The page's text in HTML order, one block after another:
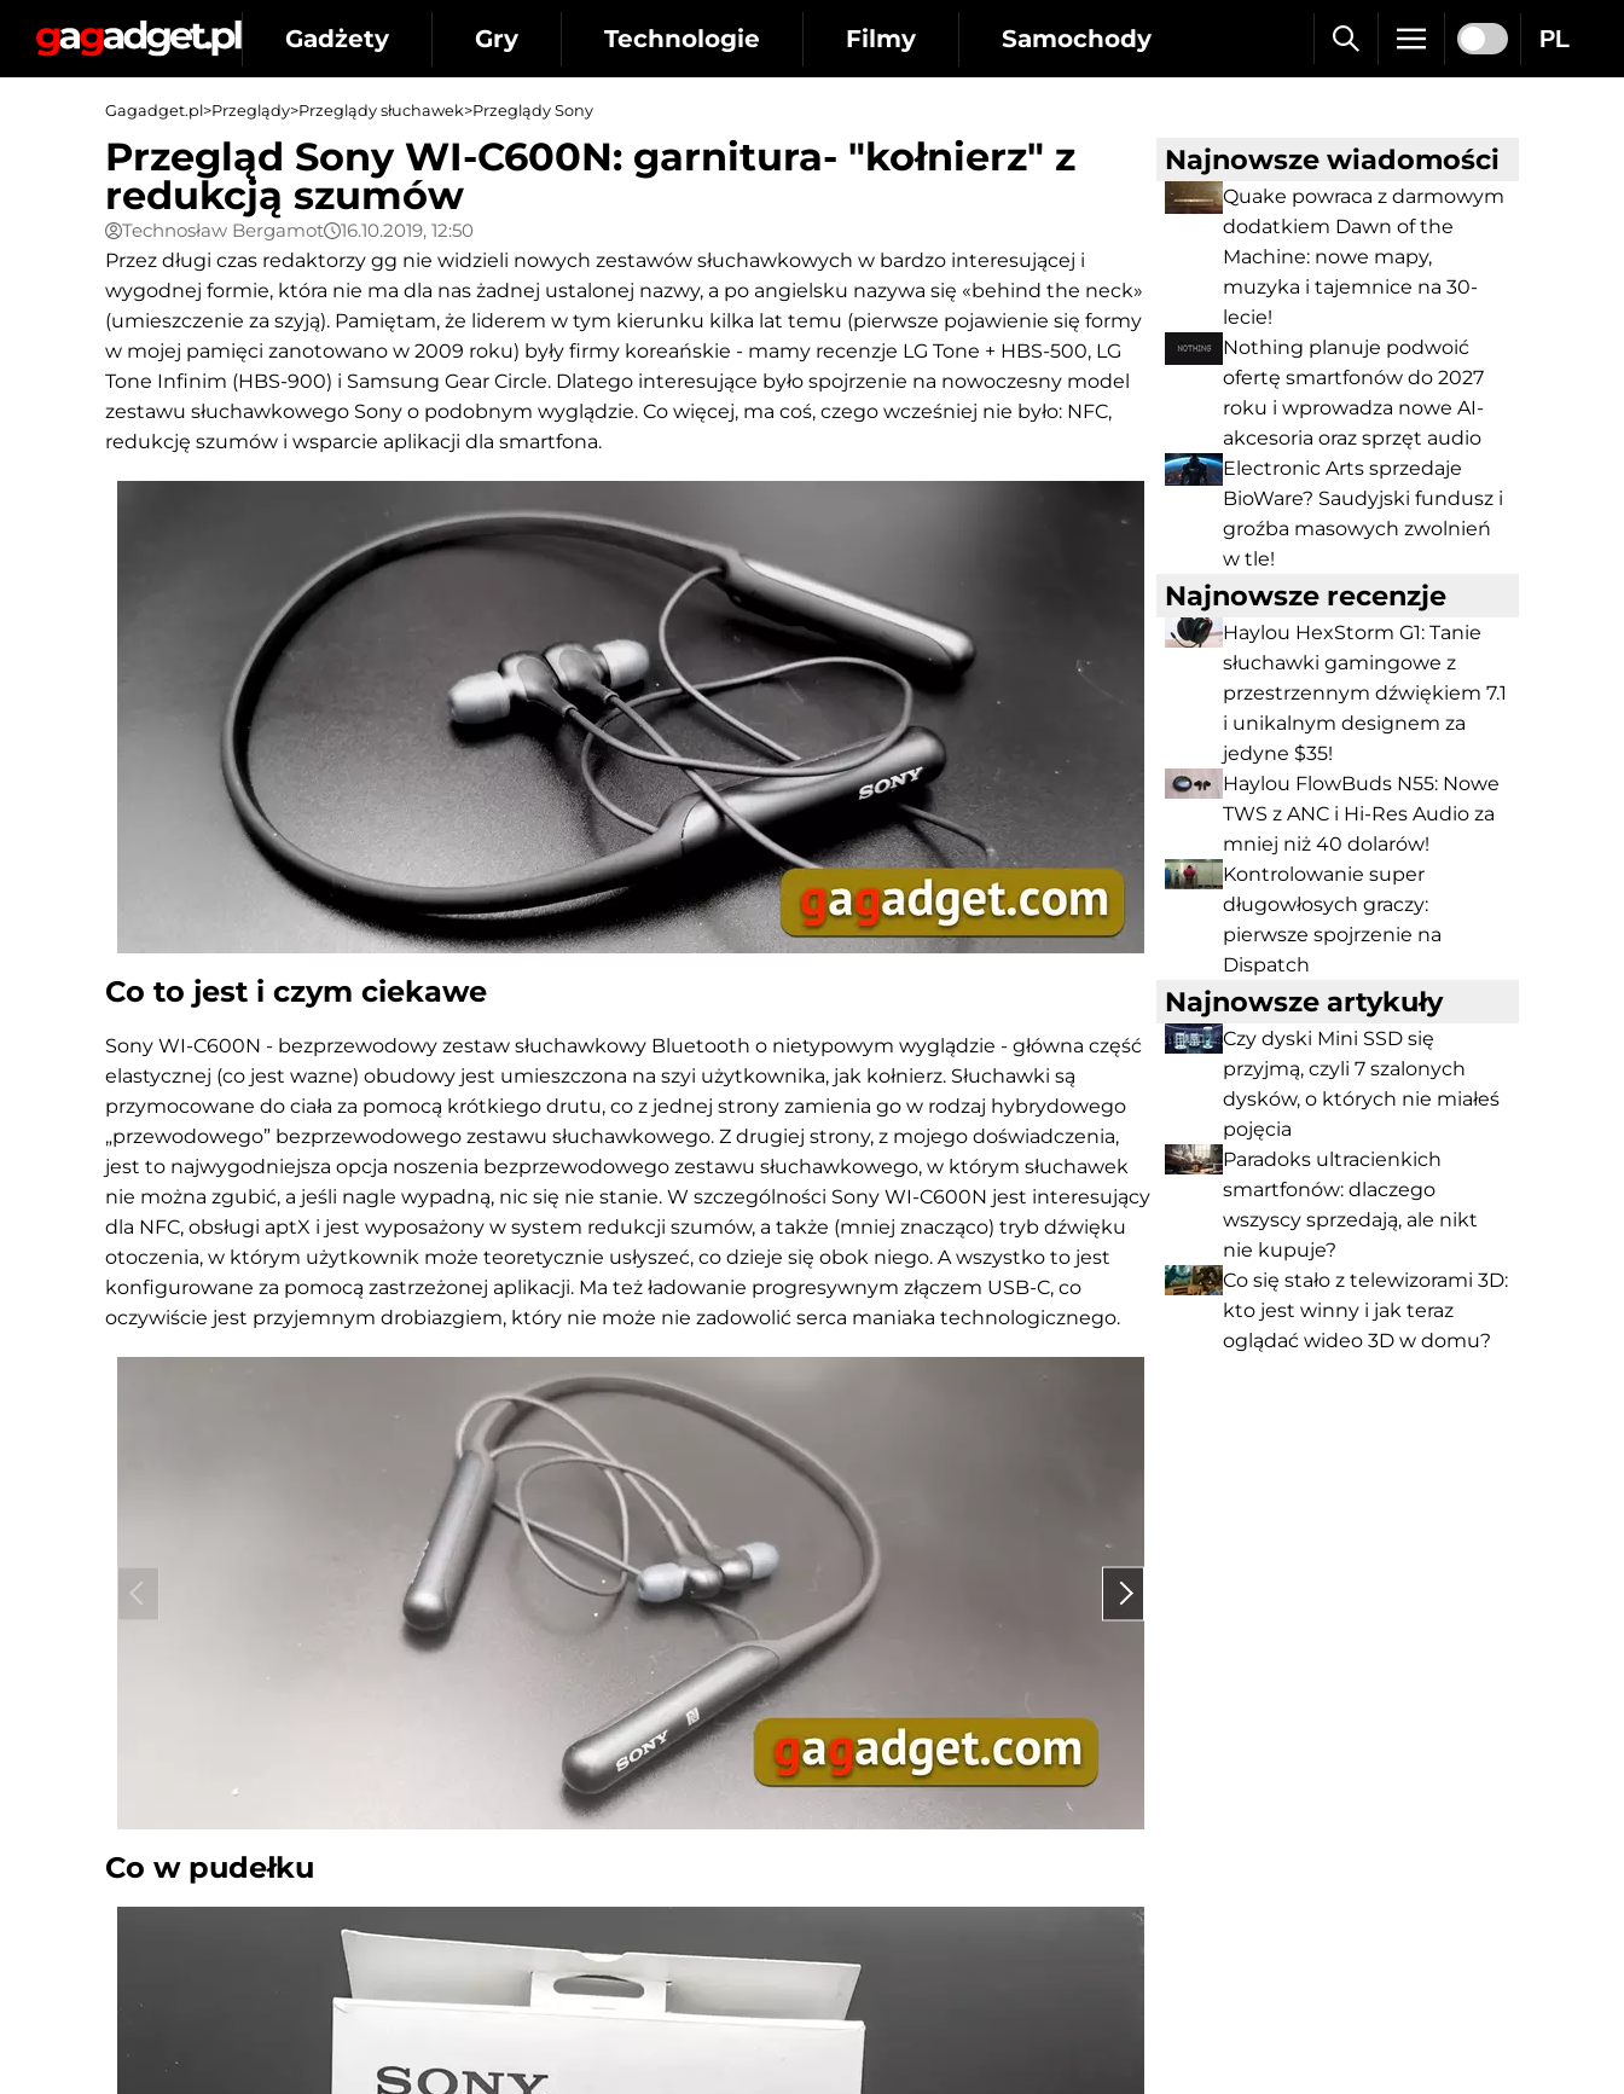
Gadżety Gry Technologie Filmy Samochody PL
Gagadget.pl>Przeglądy>Przeglądy słuchawek>Przeglądy Sony
Przegląd Sony WI-C600N: garnitura- "kołnierz" z
redukcją szumów
Technosław Bergamot
16.10.2019, 12:50
Przez długi czas redaktorzy gg nie widzieli nowych zestawów słuchawkowych w bardzo interesującej i
wygodnej formie, która nie ma dla nas żadnej ustalonej nazwy, a po angielsku nazywa się «behind the neck»
(umieszczenie za szyją). Pamiętam, że liderem w tym kierunku kilka lat temu (pierwsze pojawienie się formy
w mojej pamięci zanotowano w 2009 roku) były firmy koreańskie - mamy recenzje LG Tone + HBS-500, LG
Tone Infinim (HBS-900) i Samsung Gear Circle. Dlatego interesujące było spojrzenie na nowoczesny model
zestawu słuchawkowego Sony o podobnym wyglądzie. Co więcej, ma coś, czego wcześniej nie było: NFC,
redukcję szumów i wsparcie aplikacji dla smartfona.
Co to jest i czym ciekawe
Sony WI-C600N - bezprzewodowy zestaw słuchawkowy Bluetooth o nietypowym wyglądzie - główna część
elastycznej (co jest wazne) obudowy jest umieszczona na szyi użytkownika, jak kołnierz. Słuchawki są
przymocowane do ciała za pomocą krótkiego drutu, co z jednej strony zamienia go w rodzaj hybrydowego
„przewodowego” bezprzewodowego zestawu słuchawkowego. Z drugiej strony, z mojego doświadczenia,
jest to najwygodniejsza opcja noszenia bezprzewodowego zestawu słuchawkowego, w którym słuchawek
nie można zgubić, a jeśli nagle wypadną, nic się nie stanie. W szczególności Sony WI-C600N jest interesujący
dla NFC, obsługi aptX i jest wyposażony w system redukcji szumów, a także (mniej znacząco) tryb dźwięku
otoczenia, w którym użytkownik może teoretycznie usłyszeć, co dzieje się obok niego. A wszystko to jest
konfigurowane za pomocą zastrzeżonej aplikacji. Ma też ładowanie progresywnym złączem USB-C, co
oczywiście jest przyjemnym drobiazgiem, który nie może nie zadowolić serca maniaka technologicznego.
Co w pudełku
Najnowsze wiadomości
Quake powraca z darmowym
dodatkiem Dawn of the
Machine: nowe mapy,
muzyka i tajemnice na 30-
lecie!
Nothing planuje podwoić
ofertę smartfonów do 2027
roku i wprowadza nowe AI-
akcesoria oraz sprzęt audio
Electronic Arts sprzedaje
BioWare? Saudyjski fundusz i
groźba masowych zwolnień
w tle!
Najnowsze recenzje
Haylou HexStorm G1: Tanie
słuchawki gamingowe z
przestrzennym dźwiękiem 7.1
i unikalnym designem za
jedyne $35!
Haylou FlowBuds N55: Nowe
TWS z ANC i Hi-Res Audio za
mniej niż 40 dolarów!
Kontrolowanie super
długowłosych graczy:
pierwsze spojrzenie na
Dispatch
Najnowsze artykuły
Czy dyski Mini SSD się
przyjmą, czyli 7 szalonych
dysków, o których nie miałeś
pojęcia
Paradoks ultracienkich
smartfonów: dlaczego
wszyscy sprzedają, ale nikt
nie kupuje?
Co się stało z telewizorami 3D:
kto jest winny i jak teraz
oglądać wideo 3D w domu?